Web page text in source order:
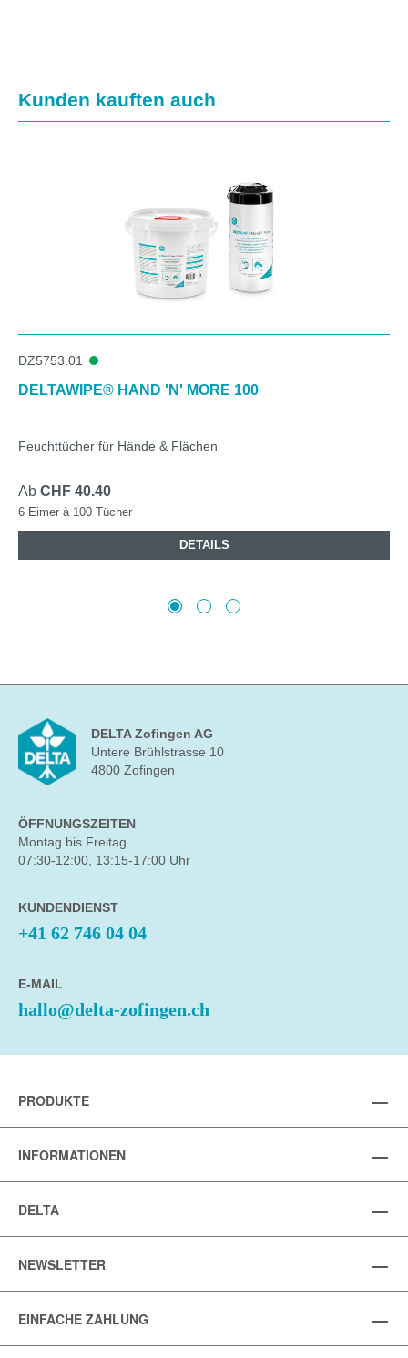
Produktgalerie überspringen
Kunden kauften auch
DZ5753.01
DELTAWIPE® HAND 'N' MORE 100
Feuchttücher für Hände & Flächen
Ab CHF 40.40
6 Eimer à 100 Tücher
DETAILS
DELTA Zofingen AG
Untere Brühlstrasse 10
4800 Zofingen
ÖFFNUNGSZEITEN
Montag bis Freitag
07:30-12:00, 13:15-17:00 Uhr
KUNDENDIENST
+41 62 746 04 04
E-MAIL
hallo@delta-zofingen.ch
PRODUKTE
INFORMATIONEN
DELTA
NEWSLETTER
EINFACHE ZAHLUNG